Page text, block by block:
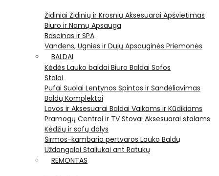
Židiniai Židinių ir Krosnių Aksesuarai Apšvietimas
Biuro ir Namų Apsauga
Baseinas ir SPA
Vandens, Ugnies ir Dujų Apsauginės Priemonės
BALDAI
Kėdės Lauko baldai Biuro Baldai Sofos
Stalai
Pufai Suolai Lentynos Spintos ir Sandėliavimas
Baldų Komplektai
Lovos ir Aksesuarai Baldai Vaikams ir Kūdikiams
Pramogų Centrai ir TV Stovai Aksesuarai stalams
Kėdžių ir sofų dalys
Širmos-kambario pertvaros Lauko Baldų
Uždangalai Staliukai ant Ratukų
REMONTAS